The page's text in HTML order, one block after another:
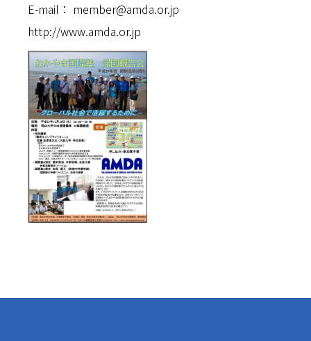
E-mail： member@amda.or.jp
http://www.amda.or.jp